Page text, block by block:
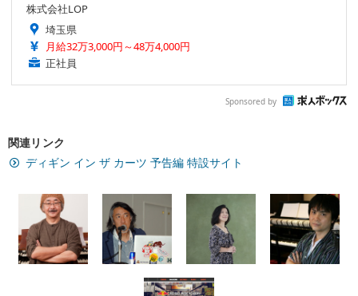
株式会社LOP
埼玉県
月給32万3,000円～48万4,000円
正社員
Sponsored by
関連リンク
ディギン イン ザ カーツ 予告編 特設サイト